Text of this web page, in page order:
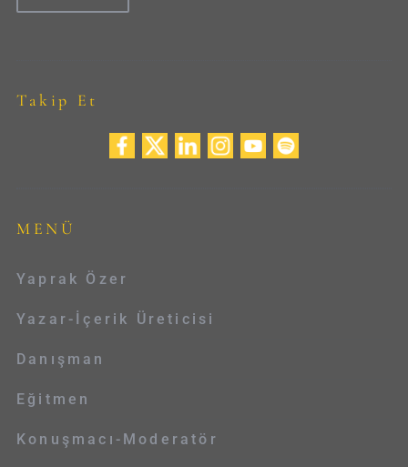
Takip Et
MENÜ
Yaprak Özer
Yazar-İçerik Üreticisi
Danışman
Eğitmen
Konuşmacı-Moderatör